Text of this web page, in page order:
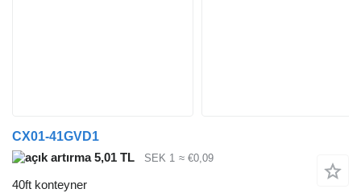
CX01-41GVD1
5,01 TL
SEK 1 ≈ €0,09
40ft konteyner